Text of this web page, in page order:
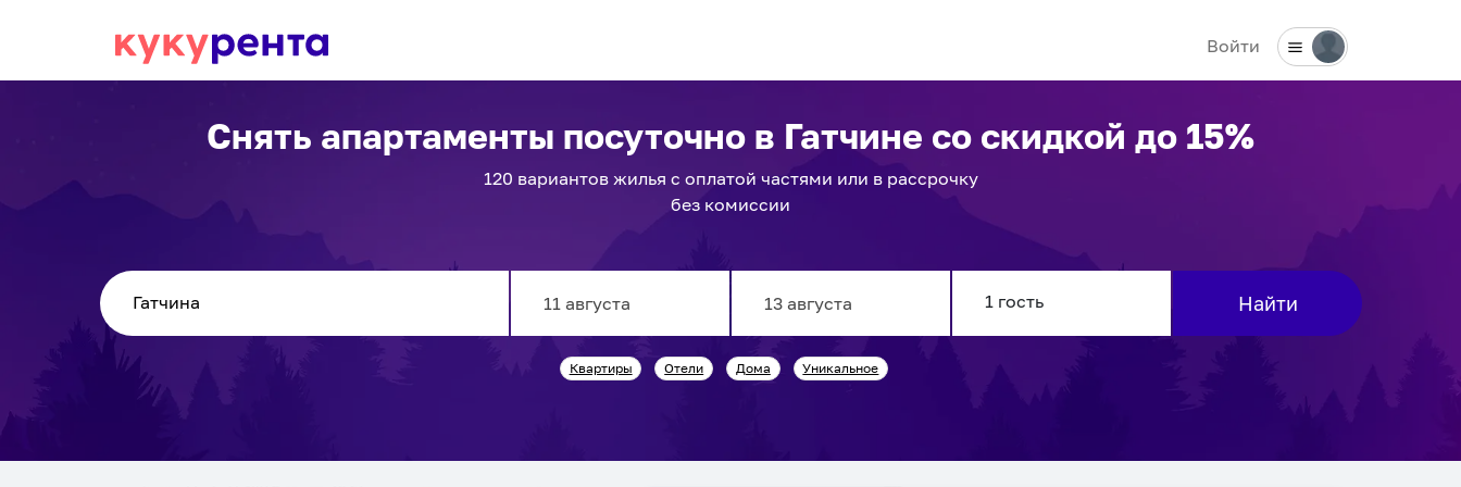
Войти
Снять апартаменты посуточно в Гатчине со скидкой до 15%
120 вариантовжилья с оплатой частями или в рассрочку
без комиссии
forward
backward
Найти
Квартиры Отели Дома Уникальное